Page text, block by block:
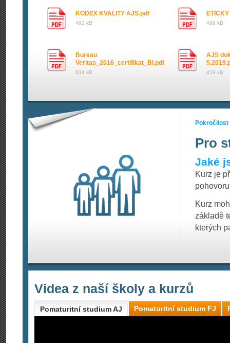
KODEX KVALITY AJS.pdf
491 kB 489 kB
Bureau
Veritas_2016_certifikat_BI.pdf
634 kB
AJS
419 kB
Pokročilost
Pro
Jaké
Kurz je
Kurz
základě
kterých
Videa z naší školy a kurzů
Pomaturitní studium AJ Pomaturitní studium FJ